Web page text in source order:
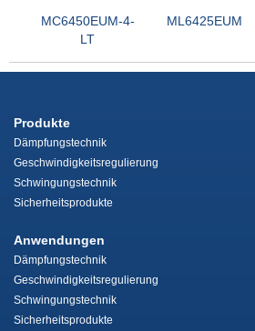
MC6450EUM-4-
LT
ML6425EUM
Produkte
Dämpfungstechnik
Geschwindigkeitsregulierung
Schwingungstechnik
Sicherheitsprodukte
Anwendungen
Dämpfungstechnik
Geschwindigkeitsregulierung
Schwingungstechnik
Sicherheitsprodukte